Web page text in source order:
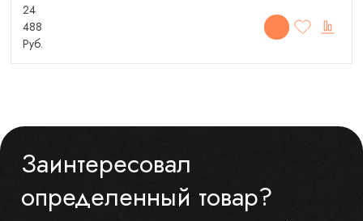
24
488
Руб.
Заинтересовал
определенный товар?